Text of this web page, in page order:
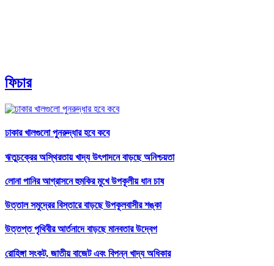
ফিচার
ঢাকার খালগুলো পুনরুদ্ধার হবে কবে
ঋতুচক্রের অস্থিরতায় খাদ্য উৎপাদনে বাড়ছে অনিশ্চয়তা
লোনা পানির আগ্রাসনে হুমকির মুখে উপকূলীয় ধান চাষ
উত্তাল সমুদ্রের বিস্তারে বাড়ছে উপকূলবাসীর শঙ্কা
উত্তপ্ত পৃথিবীর আর্তনাদে বাড়ছে মানবতার উদ্বেগ
রোহিঙ্গা সংকট, জাতীয় বাজেট এবং বিপন্ন খাদ্য অধিকার